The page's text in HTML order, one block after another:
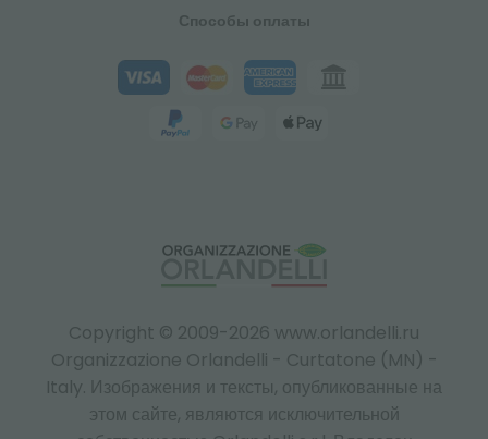
Copyright © 2009-2026 www.orlandelli.ru
Organizzazione Orlandelli - Curtatone (MN) -
Italy. Изображения и тексты, опубликованные на
этом сайте, являются исключительной
Способы оплаты